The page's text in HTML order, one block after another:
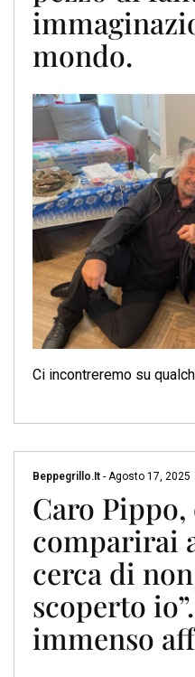
mondo.
Ci incontreremo su
Beppegrillo.it - Agosto 17, 2025
Caro Pippo,
comparirai
cerca di
scoperto
immenso